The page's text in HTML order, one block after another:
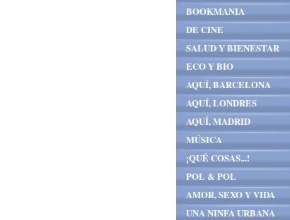
BOOKMANIA
DE CINE
SALUD Y BIENESTAR
ECO Y BIO
AQUÍ, BARCELONA
AQUÍ, LONDRES
AQUÍ, MADRID
MÚSICA
¡QUÉ COSAS...!
POL & POL
AMOR, SEXO Y VIDA
UNA NINFA URBANA